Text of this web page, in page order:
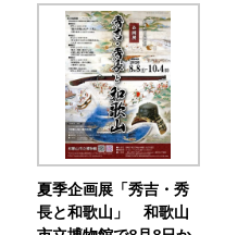
夏季企画展「秀吉・秀
長と和歌山」 和歌山